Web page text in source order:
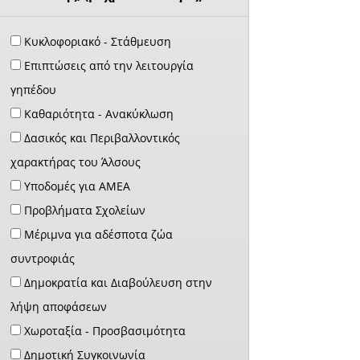
Κυκλοφοριακό - Στάθμευση
Επιπτώσεις από την λειτουργία
γηπέδου
Καθαριότητα - Ανακύκλωση
Δασικός και Περιβαλλοντικός
χαρακτήρας του Άλσους
Υποδομές για ΑΜΕΑ
Προβλήματα Σχολείων
Μέριμνα για αδέσποτα ζώα
συντροφιάς
Δημοκρατία και Διαβούλευση στην
λήψη αποφάσεων
Χωροταξία - Προσβασιμότητα
Δημοτική Συγκοινωνία